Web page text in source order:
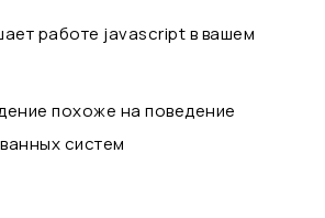
работе javascript в вашем
похоже на поведение
систем